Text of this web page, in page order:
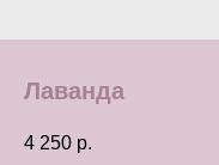
Лаванда
4 250 р.